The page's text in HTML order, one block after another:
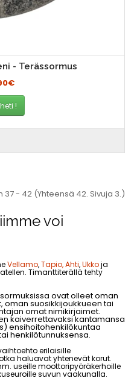
- Terässormus
!
37 - 42 (Yhteensä 42. Sivuja 3.)
voi
Vellamo,Tapio,Ahti,Ukkoja
Timanttiterällä tehty
ovat olleet oman
oman suosikkijoukkueen tai
omat nimikirjaimet.
kaiverrettavaksi kantamansa
ensihoitohenkilökuntaa
henkilötunnuksensa.
erilaisille
haluavat yhtenevät korut.
useille moottoripyöräkerhoille
suvun vaakunalla.